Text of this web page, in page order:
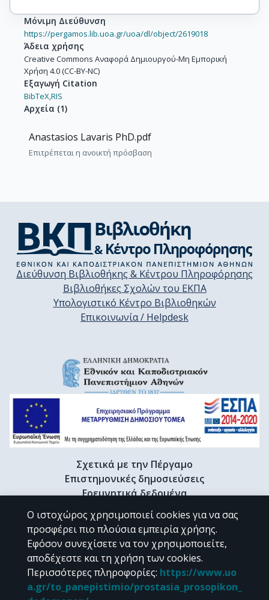
Μόνιμη Διεύθυνση
https://pergamos.lib.uoa.gr/uoa/dl/object/2619018
Άδεια χρήσης
Creative Commons Αναφορά Δημιουργού-Μη Εμπορική
Χρήση 4.0 (CC-BY-NC)
Εξαγωγή Citation
BibTeX,RIS
Αρχεία (1)
Anastasios Lavaris PhD.pdf
Επιτρέπεται η ανοικτή πρόσβαση
Διεύθυνση Βιβλιοθήκης & Κέντρου Πληροφόρησης
Βιβλιοθήκες Σχολών του ΕΚΠΑ
Υπολογιστικό Κέντρο Βιβλιοθηκών
Επικοινωνία / Helpdesk
Σχετικά με την Πέργαμο
Επιστημονικές δημοσιεύσεις
Ερευνητικά δεδομένα
Διδακτορικές διατριβές & Γκρίζα βιβλιογραφία
Προφίλ Ερευνητή
CC BY-NC 4.0
Εκτός αν αναφέρεται διαφορετικά, το υλικό της "Περγάμου" διατίθεται
Ο ιστοχώρος χρησιμοποιεί cookies για να σας
προσφέρει πιο πλούσια εμπειρία χρήσης.
Εφόσον συνεχίσετε να τον χρησιμοποιείτε,
αποδέχεστε και τη χρήση των cookies.
Περισσότερες πληροφορίες: https://www.uo
a.gr/to_panepistimio/prostasia_prosopikon_